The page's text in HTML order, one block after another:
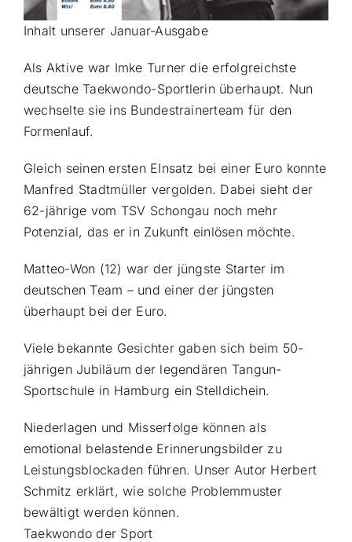
Inhalt unserer Januar-Ausgabe
Als Aktive war Imke Turner die erfolgreichste
deutsche Taekwondo-Sportlerin überhaupt. Nun
wechselte sie ins Bundestrainerteam für den
Formenlauf.
Gleich seinen ersten EInsatz bei einer Euro konnte
Manfred Stadtmüller vergolden. Dabei sieht der
62-jährige vom TSV Schongau noch mehr
Potenzial, das er in Zukunft einlösen möchte.
Matteo-Won (12) war der jüngste Starter im
deutschen Team – und einer der jüngsten
überhaupt bei der Euro.
Viele bekannte Gesichter gaben sich beim 50-
jährigen Jubiläum der legendären Tangun-
Sportschule in Hamburg ein Stelldichein.
Niederlagen und Misserfolge können als
emotional belastende Erinnerungsbilder zu
Leistungsblockaden führen. Unser Autor Herbert
Schmitz erklärt, wie solche Problemmuster
bewältigt werden können.
Taekwondo der Sport